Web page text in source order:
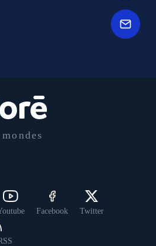
Facebook Twitter